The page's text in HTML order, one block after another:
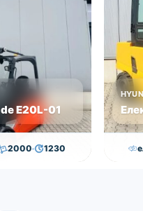
Е20L-01
2000 1230